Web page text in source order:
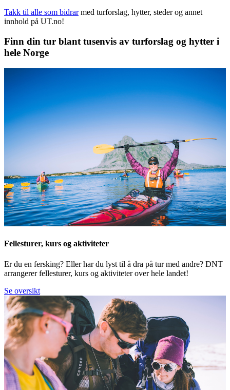
Takk til alle som bidrar med turforslag, hytter, steder og annet
innhold på UT.no!
Finn din tur blant tusenvis av turforslag og hytter i
hele Norge
Fellesturer, kurs og aktiviteter
Er du en fersking? Eller har du lyst til å dra på tur med andre? DNT
arrangerer fellesturer, kurs og aktiviteter over hele landet!
Se oversikt